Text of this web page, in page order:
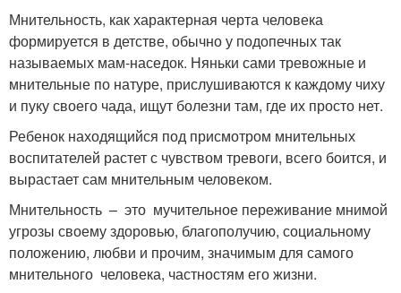
Мнительность, как характерная черта человека
формируется в детстве, обычно у подопечных так
называемых мам-наседок. Няньки сами тревожные и
мнительные по натуре, прислушиваются к каждому чиху
и пуку своего чада, ищут болезни там, где их просто нет.
Ребенок находящийся под присмотром мнительных
воспитателей растет с чувством тревоги, всего боится, и
вырастает сам мнительным человеком.
Мнительность – это мучительное переживание мнимой
угрозы своему здоровью, благополучию, социальному
положению, любви и прочим, значимым для самого
мнительного человека, частностям его жизни.